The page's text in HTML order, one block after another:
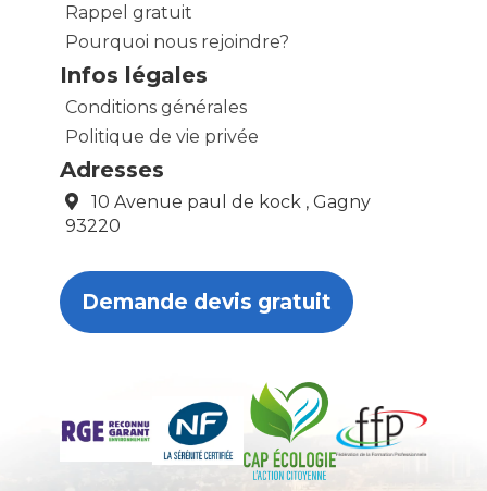
Rappel gratuit
Pourquoi nous rejoindre?
Infos légales
Conditions générales
Politique de vie privée
Adresses
10 Avenue paul de kock , Gagny
93220
Demande devis gratuit